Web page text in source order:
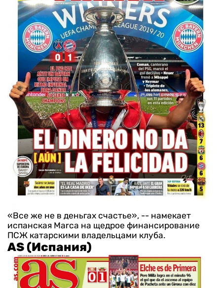
«Все же не в деньгах счастье», -- намекает
испанская Marca на щедрое финансирование
ПСЖ катарскими владельцами клуба.
AS (Испания)